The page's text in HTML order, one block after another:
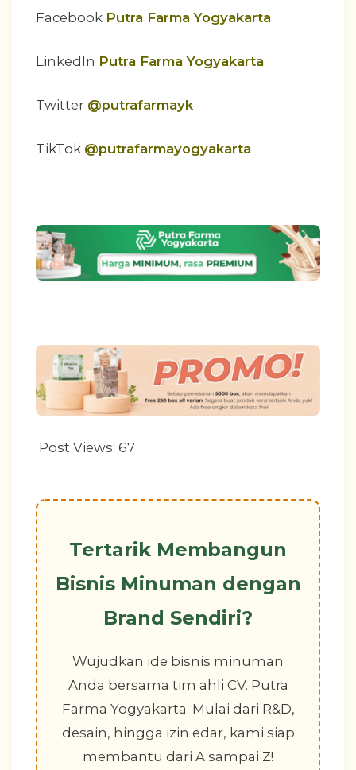
Facebook Putra Farma Yogyakarta
LinkedIn Putra Farma Yogyakarta
Twitter @putrafarmayk
TikTok @putrafarmayogyakarta
Post Views: 67
Tertarik Membangun
Bisnis Minuman dengan
Brand Sendiri?
Wujudkan ide bisnis minuman
Anda bersama tim ahli CV. Putra
Farma Yogyakarta. Mulai dari R&D,
desain, hingga izin edar, kami siap
membantu dari A sampai Z!